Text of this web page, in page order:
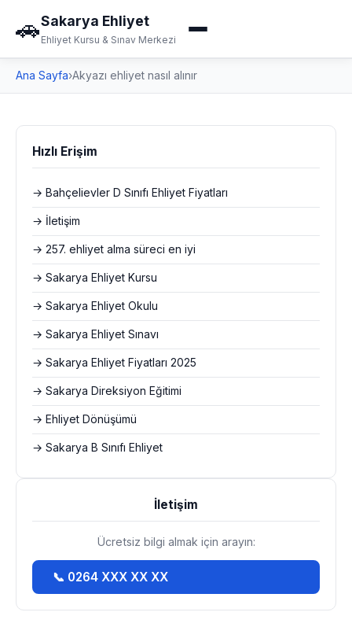
🚗Sakarya Ehliyet
Ehliyet Kursu & Sınav Merkezi
Ana Sayfa›Akyazı ehliyet nasıl alınır
Hızlı Erişim
→ Bahçelievler D Sınıfı Ehliyet Fiyatları
→ İletişim
→ 257. ehliyet alma süreci en iyi
→ Sakarya Ehliyet Kursu
→ Sakarya Ehliyet Okulu
→ Sakarya Ehliyet Sınavı
→ Sakarya Ehliyet Fiyatları 2025
→ Sakarya Direksiyon Eğitimi
→ Ehliyet Dönüşümü
→ Sakarya B Sınıfı Ehliyet
İletişim
Ücretsiz bilgi almak için arayın:
📞 0264 XXX XX XX